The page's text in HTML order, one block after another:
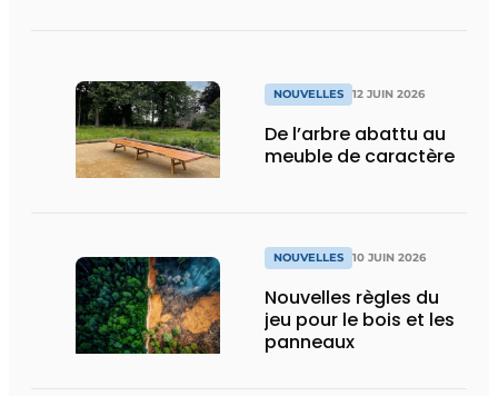
NOUVELLES 12 JUIN 2026
De l’arbre abattu au
meuble de caractère
NOUVELLES 10 JUIN 2026
Nouvelles règles du
jeu pour le bois et les
panneaux